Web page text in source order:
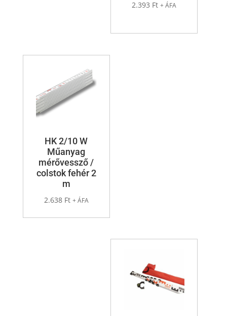
2.393 Ft + ÁFA
HK 2/10 W
Műanyag
mérővessző /
colstok fehér 2
m
2.638 Ft + ÁFA